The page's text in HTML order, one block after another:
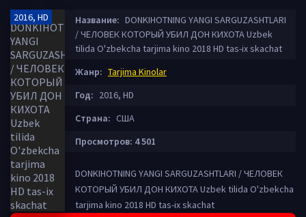
2016, HD Название: DONKIHOTNING YANGI SARGUZASHTLARI
/ ЧЕЛОВЕК КОТОРЫЙ УБИЛ ДОН КИХОТА Uzbek
tilida O'zbekcha tarjima kino 2018 HD tas-ix skachat
Жанр: Tarjima Kinolar
Год: 2016, HD
Страна: США
Просмотров: 4 501
DONKIHOTNING YANGI SARGUZASHTLARI / ЧЕЛОВЕК
КОТОРЫЙ УБИЛ ДОН КИХОТА Uzbek tilida O'zbekcha
tarjima kino 2018 HD tas-ix skachat